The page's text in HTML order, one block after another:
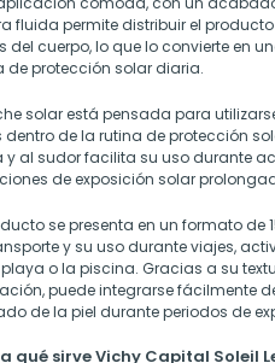
fluida permite distribuir el
del cuerpo, lo que lo convierte en
de protección solar diaria.
solar está pensada para
dentro de la rutina de protección
y al sudor facilita su uso durante
de exposición solar
se presenta en un formato
y su uso durante viajes,
o la piscina. Gracias a su
puede integrarse fácilmente
de la piel durante periodos de
qué sirve Vichy Capital Soleil